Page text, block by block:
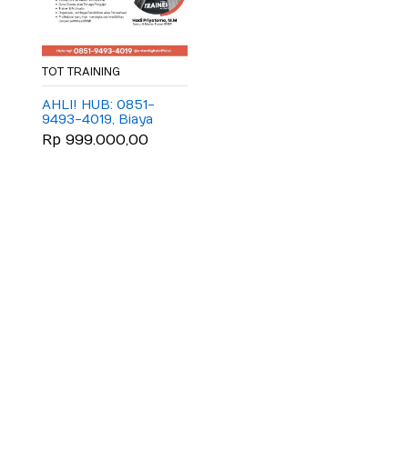
TOT TRAINING
AHLI! HUB: 0851-
9493-4019, Biaya
Sertifikasi TOT
Temanggung
Rp 999.000,00